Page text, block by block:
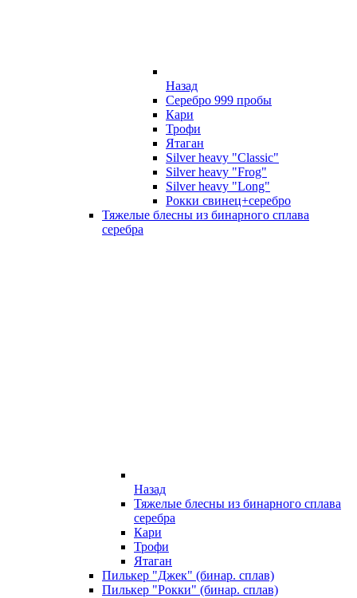
Назад
Серебро 999 пробы
Кари
Трофи
Ятаган
Silver heavy "Classic"
Silver heavy "Frog"
Silver heavy "Long"
Рокки свинец+серебро
Тяжелые блесны из бинарного сплава
серебра
Назад
Тяжелые блесны из бинарного сплава
серебра
Кари
Трофи
Ятаган
Пилькер "Джек" (бинар. сплав)
Пилькер "Рокки" (бинар. сплав)